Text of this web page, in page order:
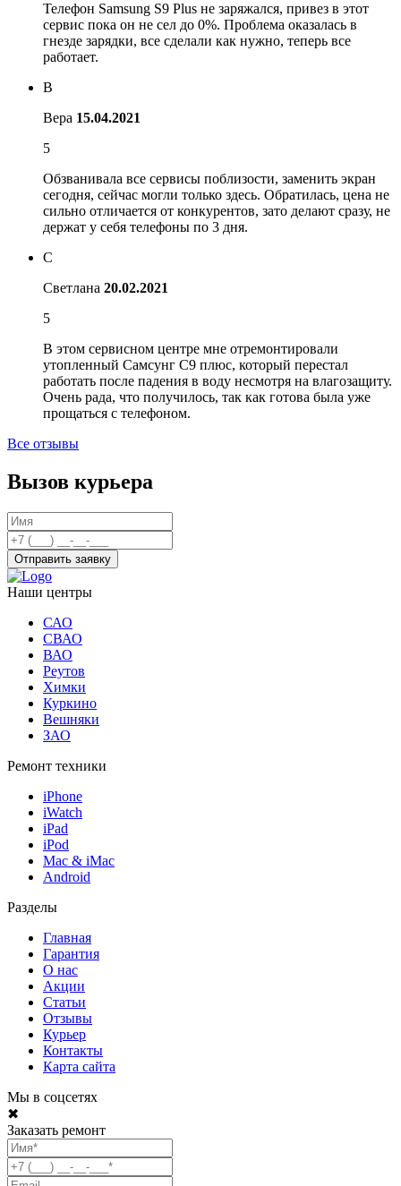
Телефон Samsung S9 Plus не заряжался, привез в этот
сервис пока он не сел до 0%. Проблема оказалась в
гнезде зарядки, все сделали как нужно, теперь все
работает.
В
Вера 15.04.2021
5
Обзванивала все сервисы поблизости, заменить экран
сегодня, сейчас могли только здесь. Обратилась, цена не
сильно отличается от конкурентов, зато делают сразу, не
держат у себя телефоны по 3 дня.
С
Светлана 20.02.2021
5
В этом сервисном центре мне отремонтировали
утопленный Самсунг С9 плюс, который перестал
работать после падения в воду несмотря на влагозащиту.
Очень рада, что получилось, так как готова была уже
прощаться с телефоном.
Все отзывы
Вызов курьера
Отправить заявку
Наши центры
САО
СВАО
ВАО
Реутов
Химки
Куркино
Вешняки
ЗАО
Ремонт техники
iPhone
iWatch
iPad
iPod
Mac & iMac
Android
Разделы
Главная
Гарантия
О нас
Акции
Статьи
Отзывы
Курьер
Контакты
Карта сайта
Мы в соцсетях
✖
Заказать ремонт